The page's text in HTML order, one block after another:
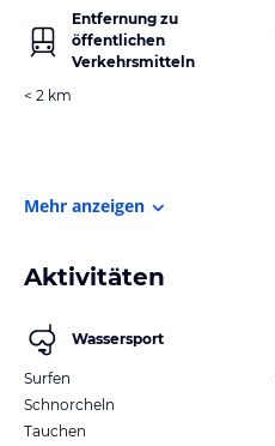
Entfernung zu
öffentlichen
Verkehrsmitteln
< 2 km
Mehr anzeigen
Aktivitäten
Wassersport
Surfen
Schnorcheln
Tauchen